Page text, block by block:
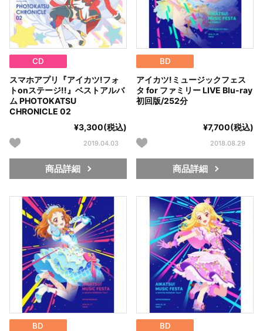
CD
スマホアプリ『アイカツ!フォ
トonステージ!!』ベストアルバ
ム PHOTOKATSU
CHRONICLE 02
¥3,300(税込)
2019.04.03
商品詳細
BD
アイカツ!ミュージックフェス
タ for ファミリー LIVE Blu-ray
初回版/252分
¥7,700(税込)
2018.08.29
商品詳細
BD BD